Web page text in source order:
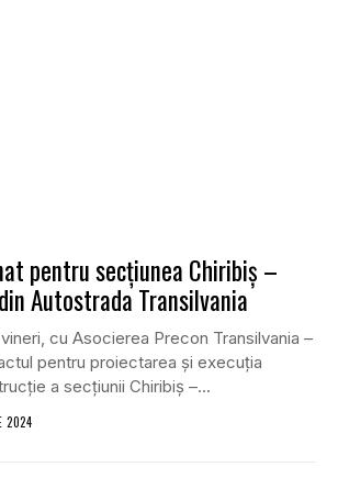
pentru secțiunea Chiribiș –
Autostrada Transilvania
cu Asocierea Precon Transilvania –
pentru proiectarea și execuția
a secțiunii Chiribiș –...
2024